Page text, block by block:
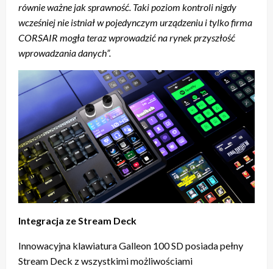
równie ważne jak sprawność. Taki poziom kontroli nigdy
wcześniej nie istniał w pojedynczym urządzeniu i tylko firma
CORSAIR mogła teraz wprowadzić na rynek przyszłość
wprowadzania danych”.
Integracja ze Stream Deck
Innowacyjna klawiatura Galleon 100 SD posiada pełny
Stream Deck z wszystkimi możliwościami